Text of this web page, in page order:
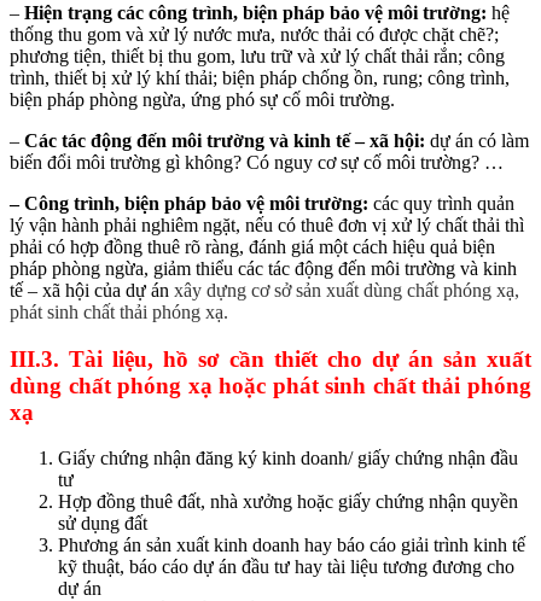
– Hiện trạng các công trình, biện pháp bảo vệ môi trường: hệ
thống thu gom và xử lý nước mưa, nước thải có được chặt chẽ?;
phương tiện, thiết bị thu gom, lưu trữ và xử lý chất thải rắn; công
trình, thiết bị xử lý khí thải; biện pháp chống ồn, rung; công trình,
biện pháp phòng ngừa, ứng phó sự cố môi trường.
– Các tác động đến môi trường và kinh tế – xã hội: dự án có làm
biến đổi môi trường gì không? Có nguy cơ sự cố môi trường? …
– Công trình, biện pháp bảo vệ môi trường: các quy trình quản
lý vận hành phải nghiêm ngặt, nếu có thuê đơn vị xử lý chất thải thì
phải có hợp đồng thuê rõ ràng, đánh giá một cách hiệu quả biện
pháp phòng ngừa, giảm thiểu các tác động đến môi trường và kinh
tế – xã hội của dự án xây dựng cơ sở sản xuất dùng chất phóng xạ,
phát sinh chất thải phóng xạ.
III.3. Tài liệu, hồ sơ cần thiết cho dự án sản xuất
dùng chất phóng xạ hoặc phát sinh chất thải phóng
xạ
Giấy chứng nhận đăng ký kinh doanh/ giấy chứng nhận đầu
tư
Hợp đồng thuê đất, nhà xưởng hoặc giấy chứng nhận quyền
sử dụng đất
Phương án sản xuất kinh doanh hay báo cáo giải trình kinh tế
kỹ thuật, báo cáo dự án đầu tư hay tài liệu tương đương cho
dự án